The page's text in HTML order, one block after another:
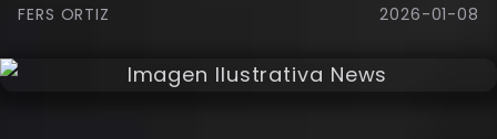
FERS ORTIZ 2026-01-08